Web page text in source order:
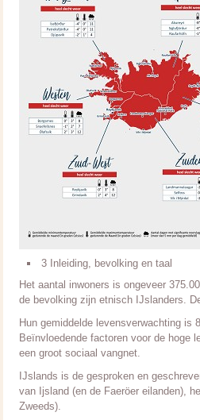
3 Inleiding, bevolking en taal
Het aantal inwoners is ongeveer
de bevolking zijn etnisch IJslanders.
Hun gemiddelde levensverwachting is
Beïnvloedende factoren voor de hoge
een groot sociaal vangnet.
IJslands is de gesproken en
van Ijsland (en de Faeröer eilanden),
Zweeds).